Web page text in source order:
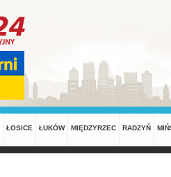
ŁOSICE ŁUKÓW MIĘDZYRZEC RADZYŃ